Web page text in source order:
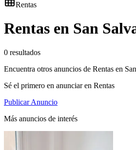
Rentas
Rentas en San
0 resultados
Encuentra otros anuncios de Rentas en
Sé el primero en anunciar en Rentas
Publicar Anuncio
Más anuncios de interés